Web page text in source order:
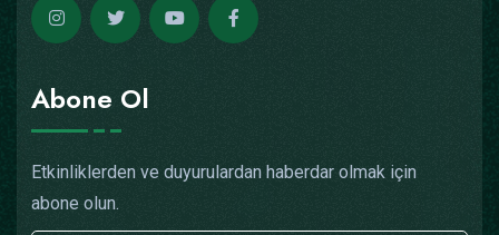
Abone Ol
Etkinliklerden ve duyurulardan haberdar olmak için
abone olun.